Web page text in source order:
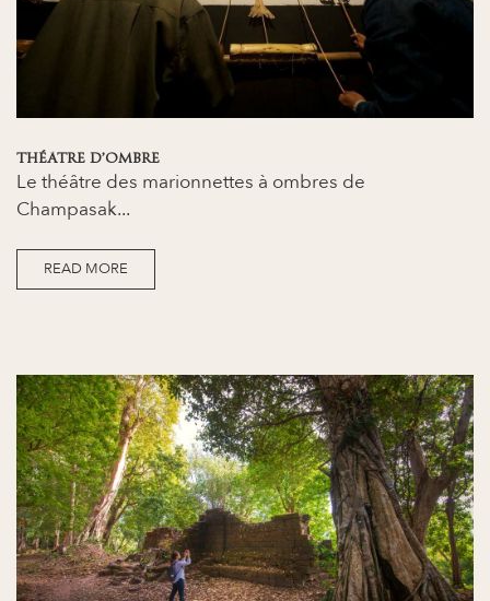
THÉÂTRE D’OMBRE
Le théâtre des marionnettes à ombres de
Champasak...
READ MORE